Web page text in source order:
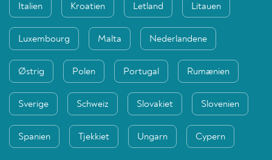
Italien Kroatien Letland Litauen
Luxembourg Malta Nederlandene
Østrig Polen Portugal Rumænien
Sverige Schweiz Slovakiet Slovenien
Spanien Tjekkiet Ungarn Cypern